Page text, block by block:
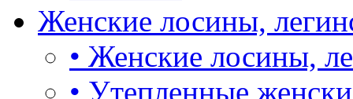
Женские лосины,
• Женские лосины,
• Утепленные